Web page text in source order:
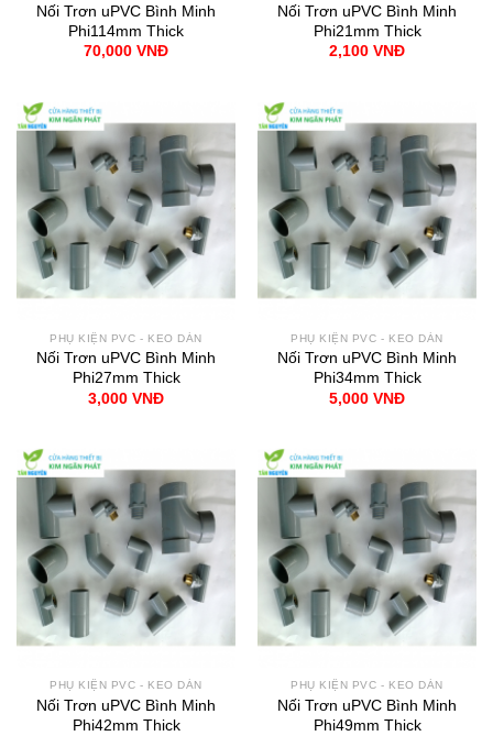
Nối Trơn uPVC Bình Minh
Phi114mm Thick
70,000 VNĐ
Nối Trơn uPVC Bình Minh
Phi21mm Thick
2,100 VNĐ
PHỤ KIỆN PVC - KEO DÁN
Nối Trơn uPVC Bình Minh
Phi27mm Thick
3,000 VNĐ
PHỤ KIỆN PVC - KEO DÁN
Nối Trơn uPVC Bình Minh
Phi34mm Thick
5,000 VNĐ
PHỤ KIỆN PVC - KEO DÁN
Nối Trơn uPVC Bình Minh
Phi42mm Thick
PHỤ KIỆN PVC - KEO DÁN
Nối Trơn uPVC Bình Minh
Phi49mm Thick